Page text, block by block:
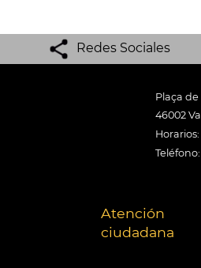
Redes Sociales
Plaça
46002
Atención
ciudadana